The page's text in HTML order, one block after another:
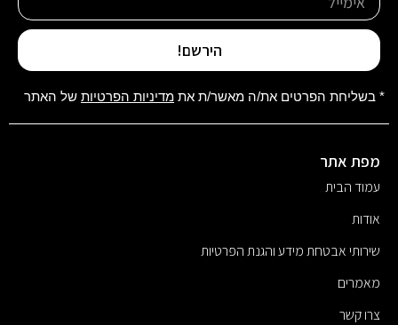
הירשם!
* בשליחת הפרטים את/ה מאשר/ת את מדיניות הפרטיות של האתר
מפת אתר
עמוד הבית
אודות
שירותי אבטחת מידע והגנת הפרטיות
מאמרים
צרו קשר